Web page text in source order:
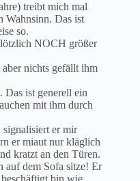
treibt mich mal
Wahnsinn. Das ist
so.
NOCH größer
nichts gefällt ihm
Das ist generell ein
mit ihm durch
er mir
er miaut nur kläglich
kratzt an den Türen.
auf dem Sofa sitze! Er